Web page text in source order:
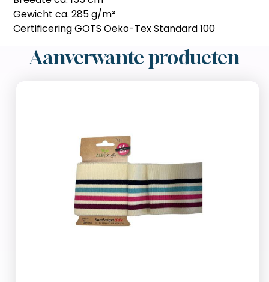
Gewicht ca. 285 g/m²
Certificering GOTS Oeko-Tex Standard 100
Aanverwante producten